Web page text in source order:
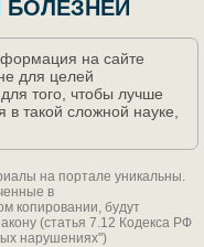
БОЛЕЗНЕЙ
на сайте
для целей
того, чтобы лучше
в такой сложной науке,
на портале уникальны.
в
копировании, будут
(статья 7.12 Кодекса РФ
нарушениях")